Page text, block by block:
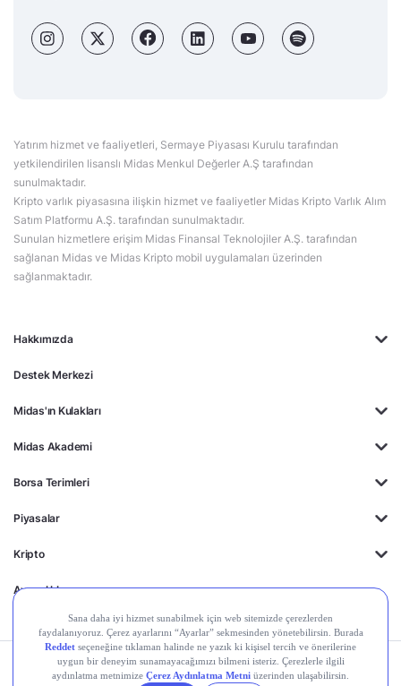
Hakkımızda
Destek Merkezi
Midas'ın Kulakları
Midas Akademi
Borsa Terimleri
Piyasalar
Kripto
Ayrıcalıklar
Yatırım hizmet ve faaliyetleri, Sermaye Piyasası Kurulu tarafından
yetkilendirilen lisanslı Midas Menkul Değerler A.Ş tarafından
sunulmaktadır.
Kripto varlık piyasasına ilişkin hizmet ve faaliyetler Midas Kripto Varlık Alım
Satım Platformu A.Ş. tarafından sunulmaktadır.
Sunulan hizmetlere erişim Midas Finansal Teknolojiler A.Ş. tarafından
sağlanan Midas ve Midas Kripto mobil uygulamaları üzerinden
sağlanmaktadır.
Kişisel Verilerin
Gizlilik
Yasal
Çerez